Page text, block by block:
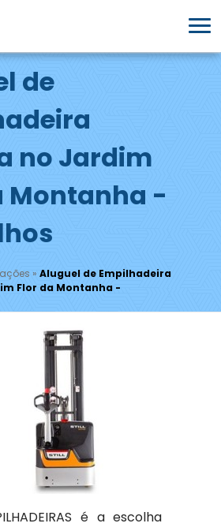
de
no Jardim
Montanha -
» Aluguel de Empilhadeira
Flor da Montanha -
é a escolha